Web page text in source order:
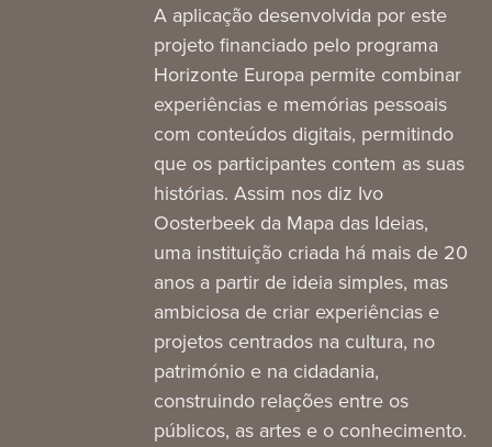
A aplicação desenvolvida por este
projeto financiado pelo programa
Horizonte Europa permite combinar
experiências e memórias pessoais
com conteúdos digitais, permitindo
que os participantes contem as suas
histórias. Assim nos diz Ivo
Oosterbeek da Mapa das Ideias,
uma instituição criada há mais de 20
anos a partir de ideia simples, mas
ambiciosa de criar experiências e
projetos centrados na cultura, no
património e na cidadania,
construindo relações entre os
públicos, as artes e o conhecimento.